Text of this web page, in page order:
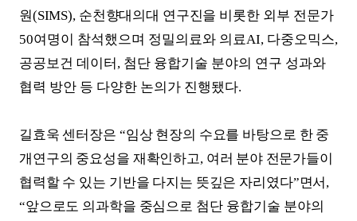
원(SIMS), 순천향대의대 연구진을 비롯한 외부 전문가
50여명이 참석했으며 정밀의료와 의료AI, 다중오믹스,
공공보건 데이터 , 첨단 융합기술 분야의 연구 성과와
협력 방안 등 다양한 논의가 진행됐다.
길효욱 센터장은 “임상 현장의 수요를 바탕으로 한 중
개연구의 중요성을 재확인하고, 여러 분야 전문가들이
협력할 수 있는 기반을 다지는 뜻깊은 자리였다”면서 ,
“앞으로도 의과학을 중심으로 첨단 융합기술 분야의